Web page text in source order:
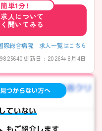
簡単1分！
人について
聞いてみる
総合病院 求人一覧はこちら
更新日 : 2026年8月4日